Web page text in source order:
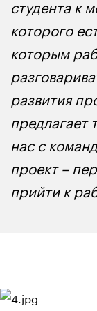
студента к
которого
которым
развития
предлагает
нас с
проект –
прийти к